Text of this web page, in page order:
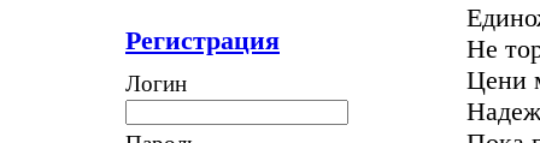
Регистрация
Логин
Не
Цени